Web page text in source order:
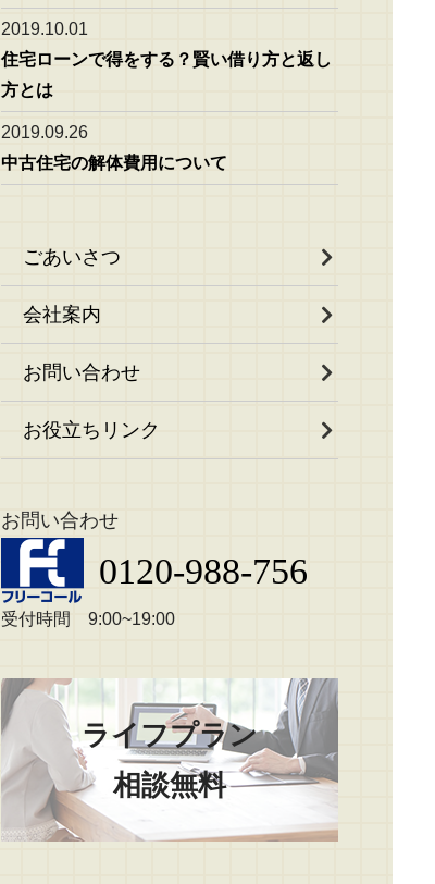
2019.10.01
住宅ローンで得をする？賢い借り方と返し
方とは
2019.09.26
中古住宅の解体費用について
ごあいさつ
会社案内
お問い合わせ
お役立ちリンク
お問い合わせ
0120-988-756
受付時間 9:00~19:00
ライフプラン
相談無料